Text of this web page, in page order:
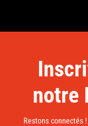
notre
Restons connectés